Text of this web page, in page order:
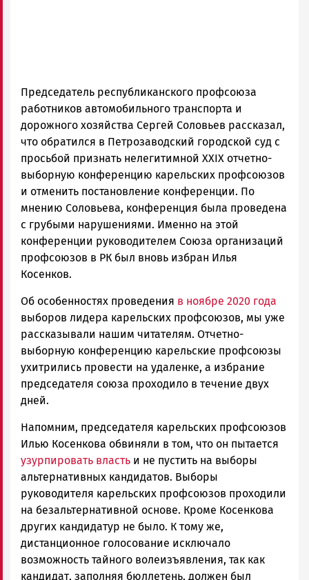
Председатель республиканского профсоюза
работников автомобильного транспорта и
дорожного хозяйства Сергей Соловьев рассказал,
что обратился в Петрозаводский городской суд с
просьбой признать нелегитимной XXIX отчетно-
выборную конференцию карельских профсоюзов
и отменить постановление конференции. По
мнению Соловьева, конференция была проведена
с грубыми нарушениями. Именно на этой
конференции руководителем Союза организаций
профсоюзов в РК был вновь избран Илья
Косенков.
Об особенностях проведения в ноябре 2020 года
выборов лидера карельских профсоюзов, мы уже
рассказывали нашим читателям. Отчетно-
выборную конференцию карельские профсоюзы
ухитрились провести на удаленке, а избрание
председателя союза проходило в течение двух
дней.
Напомним, председателя карельских профсоюзов
Илью Косенкова обвиняли в том, что он пытается
узурпировать власть и не пустить на выборы
альтернативных кандидатов. Выборы
руководителя карельских профсоюзов проходили
на безальтернативной основе. Кроме Косенкова
других кандидатур не было. К тому же,
дистанционное голосование исключало
возможность тайного волеизъявления, так как
кандидат, заполняя бюллетень, должен был